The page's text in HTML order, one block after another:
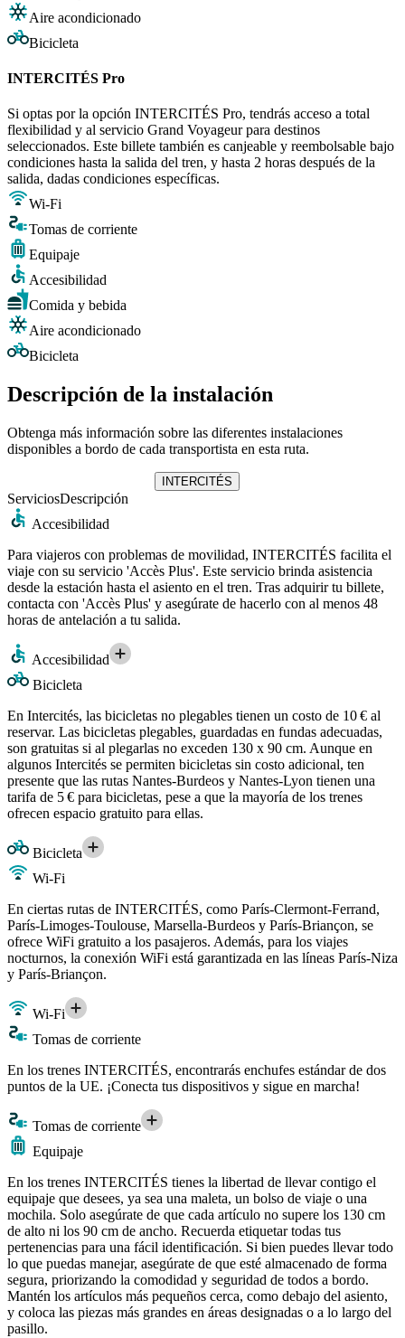
Aire acondicionado
Bicicleta
INTERCITÉS Pro
Si optas por la opción INTERCITÉS Pro, tendrás acceso a total
flexibilidad y al servicio Grand Voyageur para destinos
seleccionados. Este billete también es canjeable y reembolsable bajo
condiciones hasta la salida del tren, y hasta 2 horas después de la
salida, dadas condiciones específicas.
Wi-Fi
Tomas de corriente
Equipaje
Accesibilidad
Comida y bebida
Aire acondicionado
Bicicleta
Descripción de la instalación
Obtenga más información sobre las diferentes instalaciones
disponibles a bordo de cada transportista en esta ruta.
INTERCITÉS
ServiciosDescripción
Accesibilidad
Para viajeros con problemas de movilidad, INTERCITÉS facilita el
viaje con su servicio 'Accès Plus'. Este servicio brinda asistencia
desde la estación hasta el asiento en el tren. Tras adquirir tu billete,
contacta con 'Accès Plus' y asegúrate de hacerlo con al menos 48
horas de antelación a tu salida.
Accesibilidad
Bicicleta
En Intercités, las bicicletas no plegables tienen un costo de 10 € al
reservar. Las bicicletas plegables, guardadas en fundas adecuadas,
son gratuitas si al plegarlas no exceden 130 x 90 cm. Aunque en
algunos Intercités se permiten bicicletas sin costo adicional, ten
presente que las rutas Nantes-Burdeos y Nantes-Lyon tienen una
tarifa de 5 € para bicicletas, pese a que la mayoría de los trenes
ofrecen espacio gratuito para ellas.
Bicicleta
Wi-Fi
En ciertas rutas de INTERCITÉS, como París-Clermont-Ferrand,
París-Limoges-Toulouse, Marsella-Burdeos y París-Briançon, se
ofrece WiFi gratuito a los pasajeros. Además, para los viajes
nocturnos, la conexión WiFi está garantizada en las líneas París-Niza
y París-Briançon.
Wi-Fi
Tomas de corriente
En los trenes INTERCITÉS, encontrarás enchufes estándar de dos
puntos de la UE. ¡Conecta tus dispositivos y sigue en marcha!
Tomas de corriente
Equipaje
En los trenes INTERCITÉS tienes la libertad de llevar contigo el
equipaje que desees, ya sea una maleta, un bolso de viaje o una
mochila. Solo asegúrate de que cada artículo no supere los 130 cm
de alto ni los 90 cm de ancho. Recuerda etiquetar todas tus
pertenencias para una fácil identificación. Si bien puedes llevar todo
lo que puedas manejar, asegúrate de que esté almacenado de forma
segura, priorizando la comodidad y seguridad de todos a bordo.
Mantén los artículos más pequeños cerca, como debajo del asiento,
y coloca las piezas más grandes en áreas designadas o a lo largo del
pasillo.